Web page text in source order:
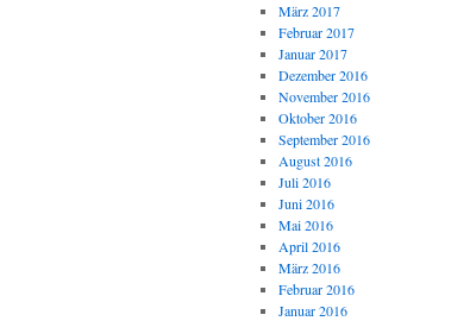
März 2017
Februar 2017
Januar 2017
Dezember 2016
November 2016
Oktober 2016
September 2016
August 2016
Juli 2016
Juni 2016
Mai 2016
April 2016
März 2016
Februar 2016
Januar 2016